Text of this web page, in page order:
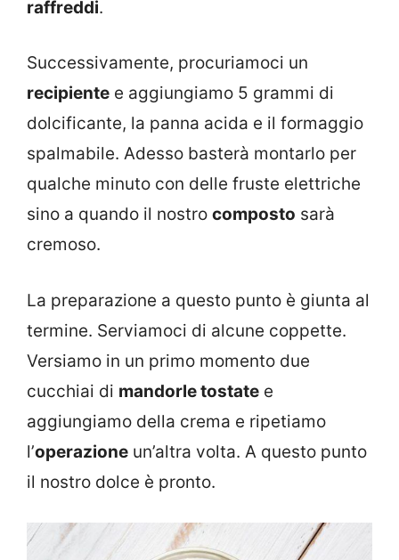
raffreddi.
Successivamente, procuriamoci un
recipiente e aggiungiamo 5 grammi di
dolcificante, la panna acida e il formaggio
spalmabile. Adesso basterà montarlo per
qualche minuto con delle fruste elettriche
sino a quando il nostro composto sarà
cremoso.
La preparazione a questo punto è giunta al
termine. Serviamoci di alcune coppette.
Versiamo in un primo momento due
cucchiai di mandorle tostate e
aggiungiamo della crema e ripetiamo
l’operazione un’altra volta. A questo punto
il nostro dolce è pronto.